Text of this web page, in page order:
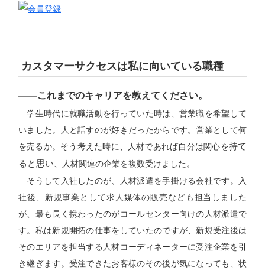
カスタマーサクセスは私に向いている職種
――これまでのキャリアを教えてください。
学生時代に就職活動を行っていた時は、営業職を希望して
いました。人と話すのが好きだったからです。営業として何
を売るか。そう考えた時に、人材であれば自分は関心を持て
ると思い、人材関連の企業を複数受けました。
そうして入社したのが、人材派遣を手掛ける会社です。入
社後、新規事業として求人媒体の販売なども担当しました
が、最も長く携わったのがコールセンター向けの人材派遣で
す。私は新規開拓の仕事をしていたのですが、新規受注後は
そのエリアを担当する人材コーディネーターに受注企業を引
き継ぎます。受注できたお客様のその後が気になっても、状